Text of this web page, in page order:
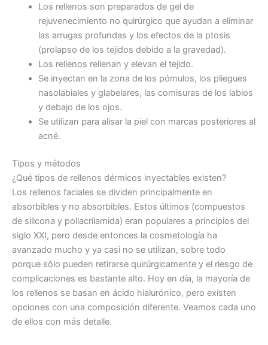
Los rellenos son preparados de gel de
rejuvenecimiento no quirúrgico que ayudan a eliminar
las arrugas profundas y los efectos de la ptosis
(prolapso de los tejidos debido a la gravedad).
Los rellenos rellenan y elevan el tejido.
Se inyectan en la zona de los pómulos, los pliegues
nasolabiales y glabelares, las comisuras de los labios
y debajo de los ojos.
Se utilizan para alisar la piel con marcas posteriores al
acné.
Tipos y métodos
¿Qué tipos de rellenos dérmicos inyectables existen?
Los rellenos faciales se dividen principalmente en
absorbibles y no absorbibles. Estos últimos (compuestos
de silicona y poliacrilamida) eran populares a principios del
siglo XXI, pero desde entonces la cosmetología ha
avanzado mucho y ya casi no se utilizan, sobre todo
porque sólo pueden retirarse quirúrgicamente y el riesgo de
complicaciones es bastante alto. Hoy en día, la mayoría de
los rellenos se basan en ácido hialurónico, pero existen
opciones con una composición diferente. Veamos cada uno
de ellos con más detalle.